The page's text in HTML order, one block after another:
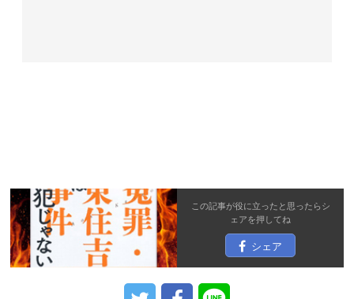
この記事が役に立ったと思ったらシ
ェアを押してね
シェア